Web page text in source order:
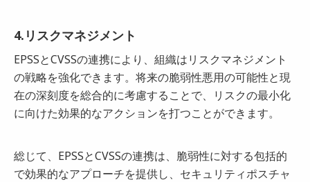
4.リスクマネジメント
EPSSとCVSSの連携により、組織はリスクマネジメント
の戦略を強化できます。将来の脆弱性悪用の可能性と現
在の深刻度を総合的に考慮することで、リスクの最小化
に向けた効果的なアクションを打つことができます。
総じて、EPSSとCVSSの連携は、脆弱性に対する包括的
で効果的なアプローチを提供し、セキュリティポスチャ